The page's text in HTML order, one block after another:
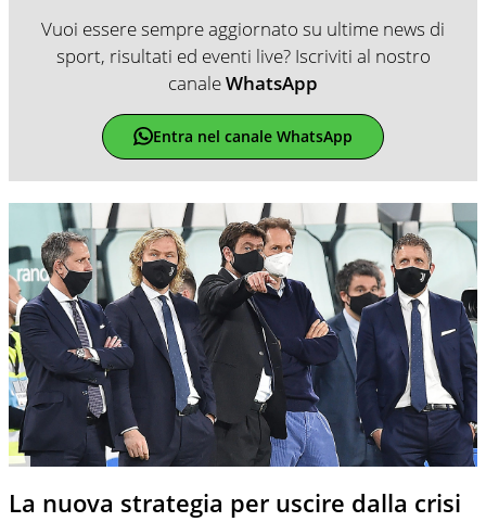
Vuoi essere sempre aggiornato su ultime news di
sport, risultati ed eventi live? Iscriviti al nostro
canaleWhatsApp
Entra nel canale WhatsApp
La nuova strategia per uscire dalla crisi